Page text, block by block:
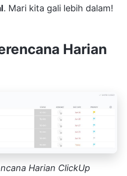
. Mari kita gali lebih dalam!
Harian
Harian ClickUp